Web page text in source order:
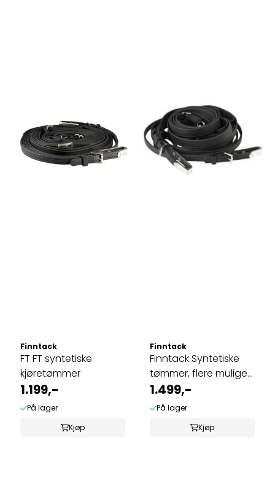
Finntack
FT FT syntetiske
kjøretømmer
1.199,-
På lager
Kjøp
Finntack
Finntack Syntetiske
tømmer, flere mulige
grep
1.499,-
På lager
Kjøp